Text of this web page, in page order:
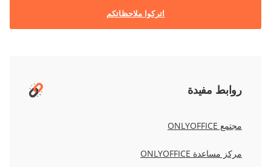
اتركوا ملاحظاتكم
روابط مفيدة
مجتمع ONLYOFFICE
مركز مساعدة ONLYOFFICE